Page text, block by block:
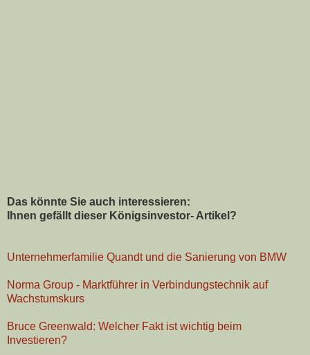
Das könnte Sie auch interessieren:
Ihnen gefällt dieser Königsinvestor- Artikel?
Unternehmerfamilie Quandt und die Sanierung von BMW
Norma Group - Marktführer in Verbindungstechnik auf
Wachstumskurs
Bruce Greenwald: Welcher Fakt ist wichtig beim
Investieren?